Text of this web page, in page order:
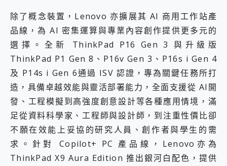
除了概念裝置，Lenovo 亦擴展其 AI 商用工作站產
品線，為 AI 密集運算與專業內容創作提供更多元的
選擇。全新 ThinkPad P16 Gen 3 與升級版
ThinkPad P1 Gen 8、P16v Gen 3、P16s i Gen 4
及 P14s i Gen 6通過 ISV 認證，專為關鍵任務所打
造，具備卓越效能與靈活部署能力，全面支援從 AI開
發、工程模擬到高強度創意設計等各種應用情境，滿
足從資料科學家、工程師與設計師，到注重性價比卻
不願在效能上妥協的研究人員、創作者與學生的需
求。針對 Copilot+ PC 產品線，Lenovo亦為
ThinkPad X9 Aura Edition 推出銀河白配色，提供